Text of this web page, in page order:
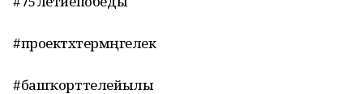
#проектхәтермәңгелек
#башҡорттелейылы